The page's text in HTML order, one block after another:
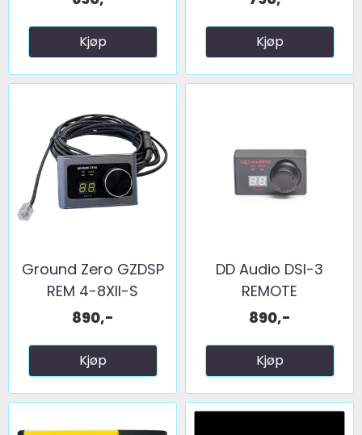
Kjøp Kjøp
Ground Zero GZDSP
REM 4-8XII-S
890,-
Kjøp
DD Audio DSI-3
REMOTE
890,-
Kjøp